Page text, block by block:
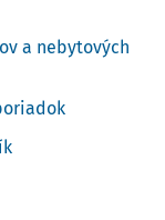
a nebytových